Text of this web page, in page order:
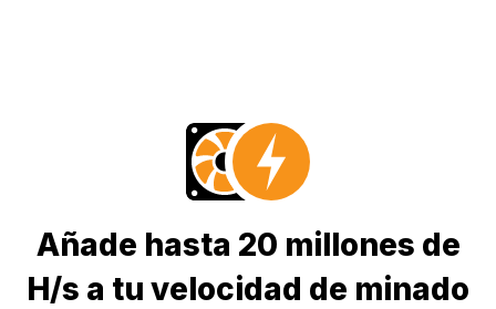
Añade hasta 20 millones de
H/s a tu velocidad de minado